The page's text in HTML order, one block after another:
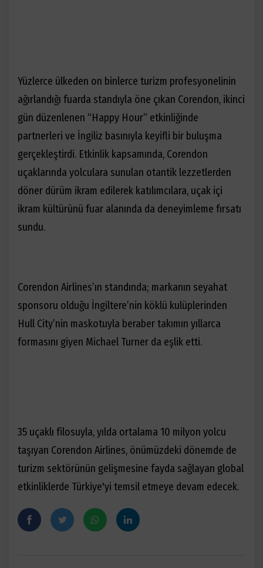
Yüzlerce ülkeden on binlerce turizm profesyonelinin
ağırlandığı fuarda standıyla öne çıkan Corendon, ikinci
gün düzenlenen “Happy Hour” etkinliğinde
partnerleri ve İngiliz basınıyla keyifli bir buluşma
gerçekleştirdi. Etkinlik kapsamında, Corendon
uçaklarında yolculara sunulan otantik lezzetlerden
döner dürüm ikram edilerek katılımcılara, uçak içi
ikram kültürünü fuar alanında da deneyimleme fırsatı
sundu.
Corendon Airlines’ın standında; markanın seyahat
sponsoru olduğu İngiltere’nin köklü kulüplerinden
Hull City’nin maskotuyla beraber takımın yıllarca
formasını giyen Michael Turner da eşlik etti.
35 uçaklı filosuyla, yılda ortalama 10 milyon yolcu
taşıyan Corendon Airlines, önümüzdeki dönemde de
turizm sektörünün gelişmesine fayda sağlayan global
etkinliklerde Türkiye'yi temsil etmeye devam edecek.